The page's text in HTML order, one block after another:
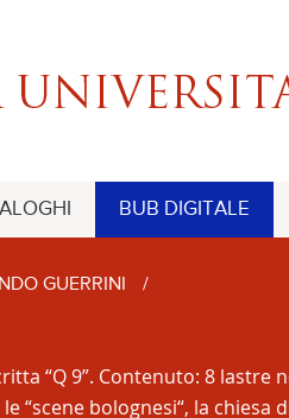
BUB DIGITALE
GUERRINI /
“Q 9”. Contenuto: 8
bolognesi“, la chiesa